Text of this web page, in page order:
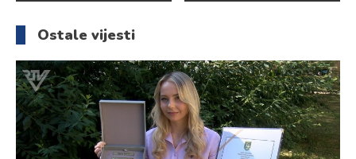
članaka
Ostale vijesti